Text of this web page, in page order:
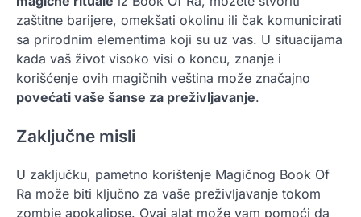
zaštitne barijere, omekšati okolinu ili čak komunicirati
sa prirodnim elementima koji su uz vas. U situacijama
kada vaš život visoko visi o koncu, znanje i
korišćenje ovih magičnih veština može značajno
povećati vaše šanse za preživljavanje.
Zaključne misli
U zaključku, pametno korištenje Magičnog Book Of
Ra može biti ključno za vaše preživljavanje tokom
zombie apokalipse. Ovaj alat može vam pomoći da